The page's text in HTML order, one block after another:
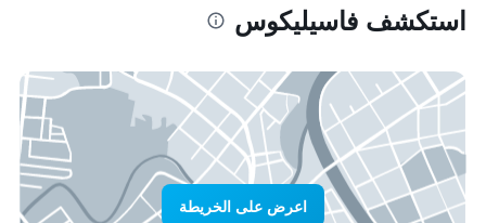
استكشف فاسيليكوس
اعرض على الخريطة